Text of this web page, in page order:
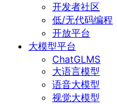
开发者社区
低/无代码编程
开放平台
大模型平台
ChatGLMS
大语言模型
语音大模型
视觉大模型